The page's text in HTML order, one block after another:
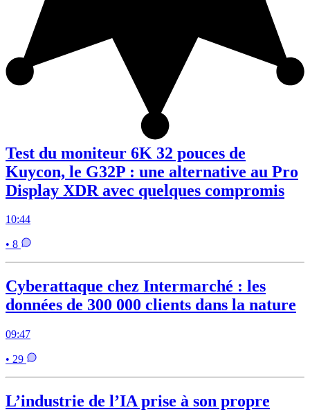
Test du moniteur 6K 32 pouces de
Kuycon, le G32P : une alternative au Pro
Display XDR avec quelques compromis
10:44
• 8
Cyberattaque chez Intermarché : les
données de 300 000 clients dans la nature
09:47
• 29
L’industrie de l’IA prise à son propre